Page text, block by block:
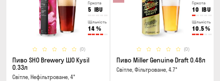
Гіркота
5 IBU
Щільність
14 %
(0)
Пиво SHO Brewery ШО Kysil
0.33л
Світле, Нефільтроване, 4°
Гіркота
10 IBU
Щільність
10.5 %
(0)
Пиво Miller Genuine Draft 0.48л
Світле, Фільтроване, 4.7°